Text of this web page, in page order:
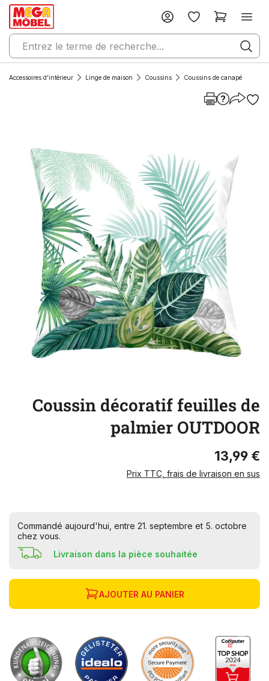
Accessoires d'intérieur Linge de maison Coussins Coussins de canapé
Coussin décoratif feuilles de
palmier OUTDOOR
13,99 €
Prix TTC, frais de livraison en sus
Commandé aujourd'hui, entre 21. septembre et 5. octobre
chez vous.
Livraison dans la pièce souhaitée
AJOUTER AU PANIER